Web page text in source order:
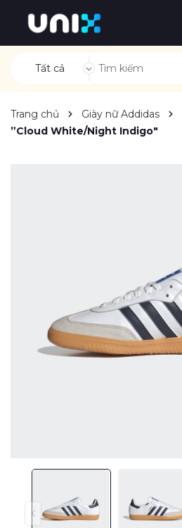
Tất cả
Trang chủ Giày nữ Addidas
”Cloud White/Night Indigo"